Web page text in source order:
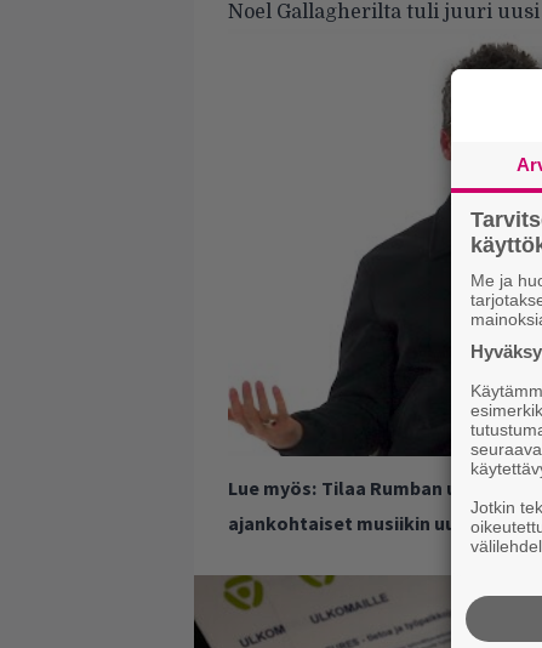
Noel Gallagherilta tuli juuri uusi
Lue myös: Tilaa Rumban uutiskirje
ajankohtaiset musiikin uutiset ja
Me ja
Jotkin